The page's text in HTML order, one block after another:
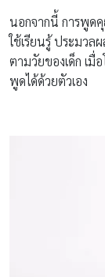
นอกจากนี้ การพูด
ใช้เรียนรู้ ประมว
ตามวัยของเด็ก เมื่
พูดได้ด้วยตัวเอง